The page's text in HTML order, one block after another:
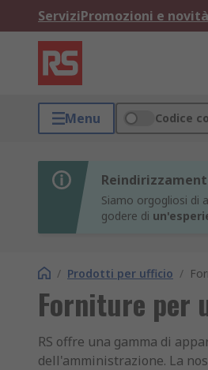
ServiziPromozioni e novità
Menu Codice
Siamo orgogliosi di
godere di
/ Prodotti per ufficio /
Forniture per
RS offre una gamma di
dell'amministrazione. La